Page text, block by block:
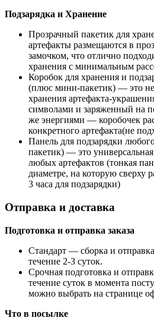
Подзарядка и Хранение
Прозрачный пакетик для
артефакты размещаются в
замочком, что отлично
хранения с минимальным
Коробок для хранения и
(плюс мини-пакетик) — это
хранения артефакта-
символами и заряженный на
же энергиями — коробочек
конкретного артефакта(не
Панель для подзарядки
пакетик) — это
любых артефактов (тонкая
диаметре, на которую сверху
3 часа для подзарядки)
Отправка и доставка
Подготовка и отправка заказа
Стандарт — сборка и
течение 2-3 суток.
Срочная подготовка и
течение суток в момента
можно выбрать на странице
Что в посылке